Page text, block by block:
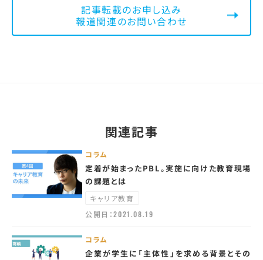
記事転載のお申し込み
報道関連のお問い合わせ
関連記事
コラム
定着が始まったPBL。実施に向けた教育現場
の課題とは
キャリア教育
公開日：2021.08.19
コラム
企業が学生に「主体性」を求める背景とその